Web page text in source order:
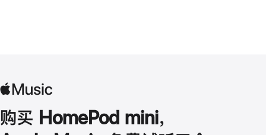
购买 HomePod mini，